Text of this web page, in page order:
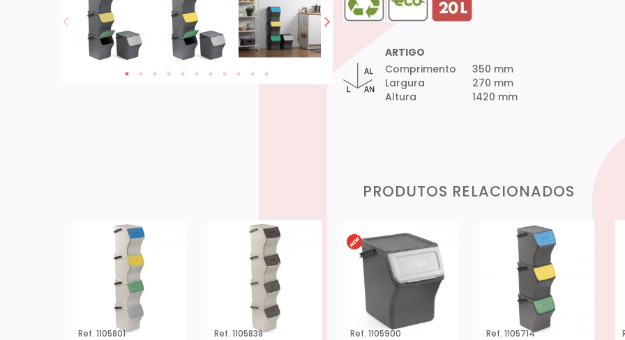
ARTIGO
Comprimento
Largura
Altura
350 mm
270 mm
1420 mm
PRODUTOS RELACIONADOS
Ref. 1105801 Ref. 1105838 Ref. 1105900 Ref. 1105714